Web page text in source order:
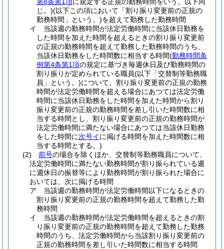
じ。)(以下この項において「割り振り変更前の正規の
勤務時間」という。)を超えて勤務した勤務時間
イ
当該週の勤務時間が法定労働時間に当該休日勤務を
した時間を加えた時間を超えるときの割り振り変更前
の正規の勤務時間を超えて勤務した勤務時間のうち、
当該休日勤務をした時間数に相当する時間(勤務時間条
例第4条第1項の規定に基づき毎週休日及び勤務時間の
割り振りが定められている職員(以下「交替制等勤務職
員」という。)について、割り振り変更前の正規の勤務
時間が法定労働時間を超える場合にあつては法定労働
時間に当該休日勤務をした時間を加えた時間から割り
振り変更前の正規の勤務時間を差し引いた時間数に相
当する時間とし、割り振り変更前の正規の勤務時間が
法定労働時間に満たない場合にあつては当該休日勤務
をした時間に次号イに掲げる時間を加えた時間数に相
当する時間とする。)
(2)
前号の場合を除くほか、交替制等勤務職員について、
法定労働時間に満たない勤務時間が割り振られている週
に週休日の振替等により勤務時間が割り振られた場合に
おいては、次に掲げる時間
ア
当該週の勤務時間が法定労働時間以下になるときの
割り振り変更前の正規の勤務時間を超えて勤務した勤
務時間
イ
当該週の勤務時間が法定労働時間を超えるときの割
り振り変更前の正規の勤務時間を超えて勤務した勤務
時間のうち、法定労働時間から当該割り振り変更前の
正規の勤務時間を差し引いた時間数に相当する時間